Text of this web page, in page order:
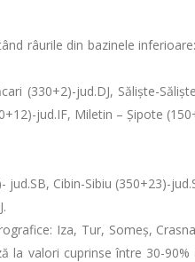
râurile din bazinele
(330+2)-jud.DJ, Săliște-
jud.IF, Miletin – Șipote
Cibin-Sibiu (350+23)-
Iza, Tur, Someş,
la valori cuprinse între 30-